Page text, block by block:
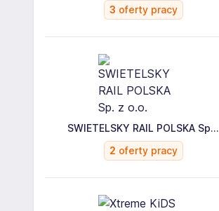
3 oferty pracy
SWIETELSKY RAIL POLSKA Sp...
2 oferty pracy